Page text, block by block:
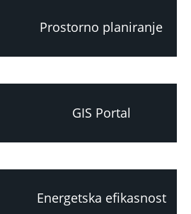
Prostorno planiranje
GIS Portal
Energetska efikasnost